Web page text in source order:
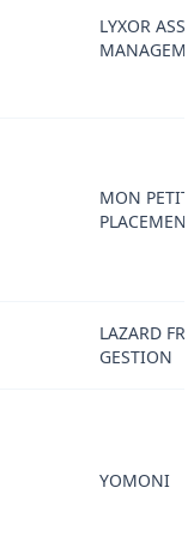
LYXOR
MON PETIT
LAZARD
GESTION
YOMONI